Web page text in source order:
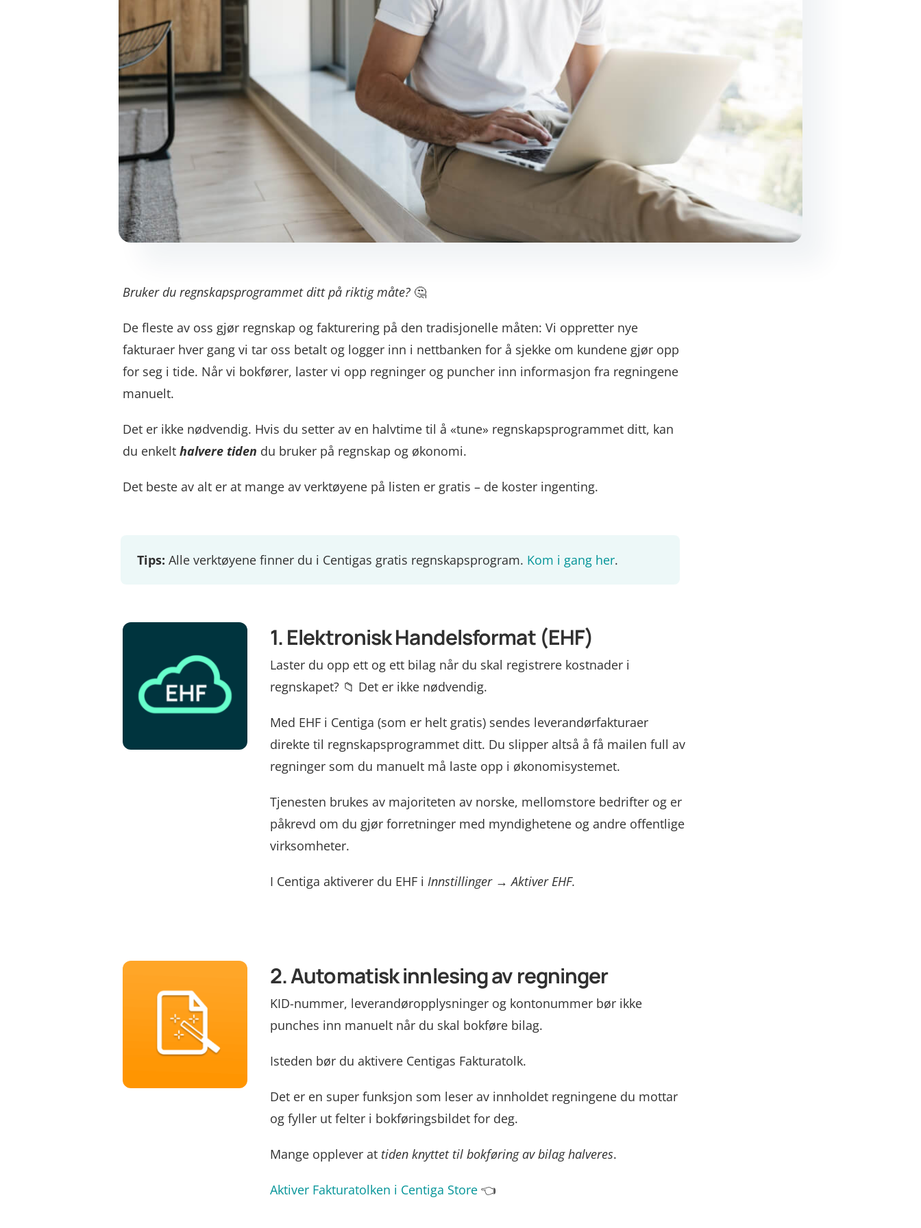
Bruker du regnskapsprogrammet ditt på riktig måte? 🤔
De fleste av oss gjør regnskap og fakturering på den tradisjonelle måten: Vi oppretter nye
fakturaer hver gang vi tar oss betalt og logger inn i nettbanken for å sjekke om kundene gjør opp
for seg i tide. Når vi bokfører, laster vi opp regninger og puncher inn informasjon fra regningene
manuelt.
Det er ikke nødvendig. Hvis du setter av en halvtime til å «tune» regnskapsprogrammet ditt, kan
du enkelt halvere tiden du bruker på regnskap og økonomi.
Det beste av alt er at mange av verktøyene på listen er gratis – de koster ingenting.
Tips:Alle verktøyene finner du i Centigas gratis regnskapsprogram. Kom i gang her.
1. Elektronisk Handelsformat (EHF)
Laster du opp ett og ett bilag når du skal registrere kostnader i
regnskapet? 📁 Det er ikke nødvendig.
Med EHF i Centiga (som er helt gratis) sendes leverandørfakturaer
direkte til regnskapsprogrammet ditt. Du slipper altså å få mailen full av
regninger som du manuelt må laste opp i økonomisystemet.
Tjenesten brukes av majoriteten av norske, mellomstore bedrifter og er
påkrevd om du gjør forretninger med myndighetene og andre offentlige
virksomheter.
I Centiga aktiverer du EHF i Innstillinger → Aktiver EHF.
2. Automatisk innlesing av regninger
KID-nummer, leverandøropplysninger og kontonummer bør ikke
punches inn manuelt når du skal bokføre bilag.
Isteden bør du aktivere Centigas Fakturatolk.
Det er en super funksjon som leser av innholdet regningene du mottar
og fyller ut felter i bokføringsbildet for deg.
Mange opplever at tiden knyttet til bokføring av bilag halveres.
Aktiver Fakturatolken i Centiga Store👈